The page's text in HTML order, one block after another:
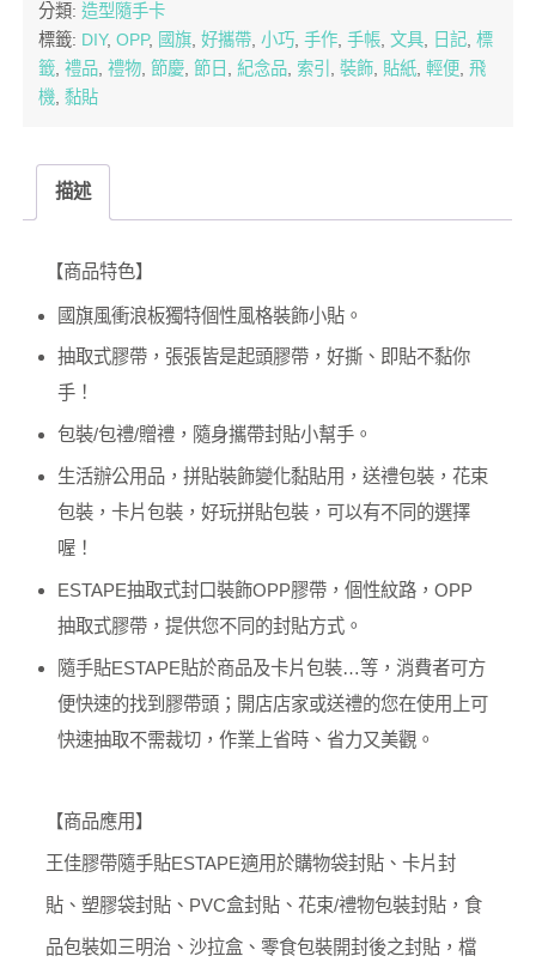
分類: 造型隨手卡
標籤: DIY, OPP, 國旗, 好攜帶, 小巧, 手作, 手帳, 文具, 日記, 標
籤, 禮品, 禮物, 節慶, 節日 , 紀念品, 索引 , 裝飾, 貼紙, 輕便, 飛
機, 黏貼
描述
【商品特色】
國旗風衝浪板獨特個性風格裝飾小貼。
抽取式膠帶，張張皆是起頭膠帶，好撕、即貼不黏你
手！
包裝/包禮/贈禮，隨身攜帶封貼小幫手。
生活辦公用品，拼貼裝飾變化黏貼用，送禮包裝，花束
包裝，卡片包裝，好玩拼貼包裝，可以有不同的選擇
喔！
ESTAPE抽取式封口裝飾OPP膠帶，個性紋路，OPP
抽取式膠帶，提供您不同的封貼方式。
隨手貼ESTAPE貼於商品及卡片包裝…等，消費者可方
便快速的找到膠帶頭；開店店家或送禮的您在使用上可
快速抽取不需裁切，作業上省時、省力又美觀。
【商品應用】
王佳膠帶隨手貼ESTAPE適用於購物袋封貼、卡片封
貼、塑膠袋封貼、PVC盒封貼、花束/禮物包裝封貼，食
品包裝如三明治、沙拉盒、零食包裝開封後之封貼，檔